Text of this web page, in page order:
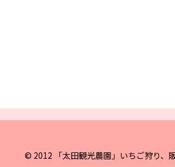
© 2012 「太田観光農園」いちご狩り、